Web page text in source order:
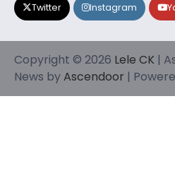
Twitter Instagram
Copyright © 2026 Lele CK |
News byAscendoor |